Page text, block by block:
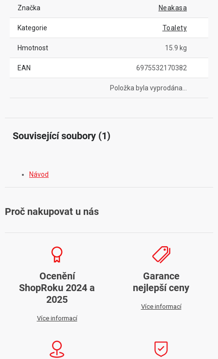
Značka Neakasa
Kategorie Toalety
Hmotnost 15.9 kg
EAN 6975532170382
Položka byla vyprodána…
Související soubory (1)
Návod
Proč nakupovat u nás
Ocenění
ShopRoku 2024 a
2025
Více informací
Garance
nejlepší ceny
Více informací